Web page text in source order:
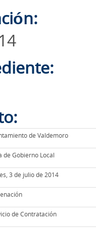
de Valdemoro
de Gobierno Local
3 de julio de 2014
de Contratación